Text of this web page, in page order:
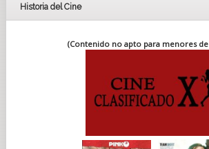
Historia del Cine
(Contenido no apto para menores de